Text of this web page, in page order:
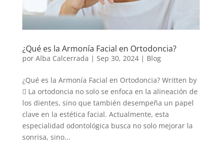
¿Qué es la Armonía Facial en Ortodoncia?
por Alba Calcerrada | Sep 30, 2024| Blog
¿Qué es la Armonía Facial en Ortodoncia? Written by
 La ortodoncia no solo se enfoca en la alineación de
los dientes, sino que también desempeña un papel
clave en la estética facial. Actualmente, esta
especialidad odontológica busca no solo mejorar la
sonrisa, sino...